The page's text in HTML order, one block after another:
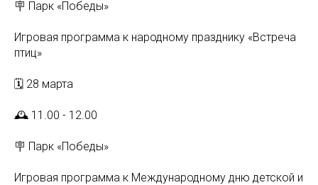
🪧 Парк «Победы»
Игровая программа к народному празднику «Встреча
птиц»
🗓 28 марта
🕰 11.00 - 12.00
🪧 Парк «Победы»
Игровая программа к Международному дню детской и